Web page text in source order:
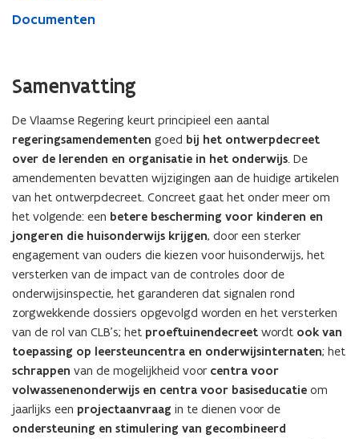
Documenten
Samenvatting
De Vlaamse Regering keurt principieel een aantal
regeringsamendementen goed bij het ontwerpdecreet
over de lerenden en organisatie in het onderwijs. De
amendementen bevatten wijzigingen aan de huidige artikelen
van het ontwerpdecreet. Concreet gaat het onder meer om
het volgende: een betere bescherming voor kinderen en
jongeren die huisonderwijs krijgen, door een sterker
engagement van ouders die kiezen voor huisonderwijs, het
versterken van de impact van de controles door de
onderwijsinspectie, het garanderen dat signalen rond
zorgwekkende dossiers opgevolgd worden en het versterken
van de rol van CLB’s; het proeftuinendecreet wordt ook van
toepassing op leersteuncentra en onderwijsinternaten; het
schrappen van de mogelijkheid voor centra voor
volwassenenonderwijs en centra voor basiseducatie om
jaarlijks een projectaanvraag in te dienen voor de
ondersteuning en stimulering van gecombineerd